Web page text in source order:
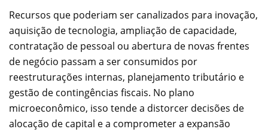
Recursos que poderiam ser canalizados para inovação,
aquisição de tecnologia, ampliação de capacidade,
contratação de pessoal ou abertura de novas frentes
de negócio passam a ser consumidos por
reestruturações internas, planejamento tributário e
gestão de contingências fiscais. No plano
microeconômico, isso tende a distorcer decisões de
alocação de capital e a comprometer a expansão